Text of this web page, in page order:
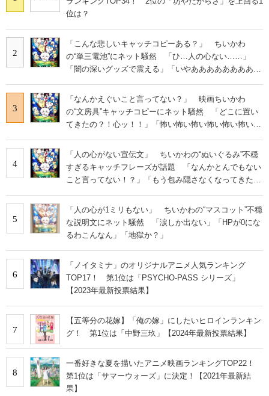
位は？
2
「こんな悲しいキャッチコピーある？」 ちいかわ
の“単三電池”にネット騒然 「ひ…人の心ない……」
「闇の深いグッズで震える」「いやあああああああああ
3
「なんかえぐいこと言ってない？」 映画ちいかわ
の“文房具”キャッチコピーにネット騒然 「どこに置い
てきたの？！心ッ！！」「怖い怖い怖い怖い怖い怖い怖
4
「人の心がない宣伝文」 ちいかわの“ぬいぐるみ”不穏
すぎるキャッチフレーズが話題 「なんかとんでもない
こと言ってない！？」「もう包み隠さなくなってきた
5
「人の心が1ミリもない」 ちいかわの“マスコット”不穏
な説明文にネット騒然 「涙しか出ない」「HPが0にな
るわこんなん」「地獄か？」
6
「ノイタミナ」のオリジナルアニメ人気ランキング
TOP17！ 第1位は「PSYCHO-PASS シリーズ」
【2023年最新投票結果】
7
【五等分の花嫁】「俺の嫁」にしたいヒロインランキン
グ！ 第1位は「中野三玖」【2024年最新投票結果】
8
一番好きな夏を描いたアニメ映画ランキングTOP22！
第1位は「サマーウォーズ」に決定！【2021年最新結
果】